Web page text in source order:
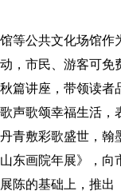
等公共文化场馆
，市民、游客可
篇讲座，带领读
声歌颂幸福生活
青敷彩歌盛世，
东画院年展》，向
陈的基础上，推